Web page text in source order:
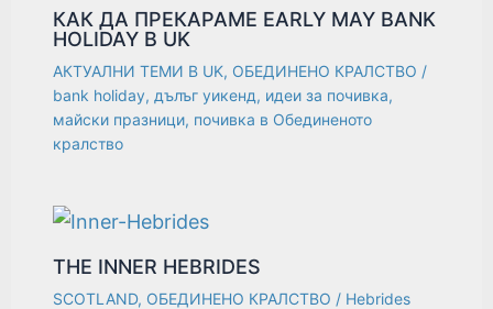
КАК ДА ПРЕКАРАМЕ EARLY MAY BANK
HOLIDAY В UK
АКТУАЛНИ ТЕМИ В UK, ОБЕДИНЕНО КРАЛСТВО /
bank holiday, дълъг уикенд, идеи за почивка,
майски празници, почивка в Обединеното
кралство
THE INNER HEBRIDES
SCOTLAND, ОБЕДИНЕНО КРАЛСТВО / Hebrides